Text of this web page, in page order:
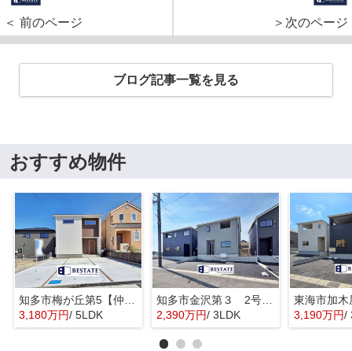
＜ 前のページ ＞次のページ
ブログ記事一覧を見る
おすすめ物件
3,180万円/ 5LDK
知多市金沢第３ 2号棟【仲介手数料0円】
2,390万円/ 3LDK 3,190万円/